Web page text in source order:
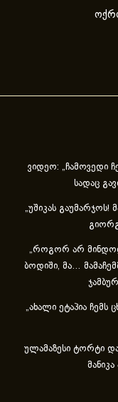
ვიდეო: „ჩამოვედი
სადაც
„უშიკას
„როგორ არ
ბოდიში, მა…
„ახა­ლი ეტა­პია ჩემს
ულამაზესი ტორტი